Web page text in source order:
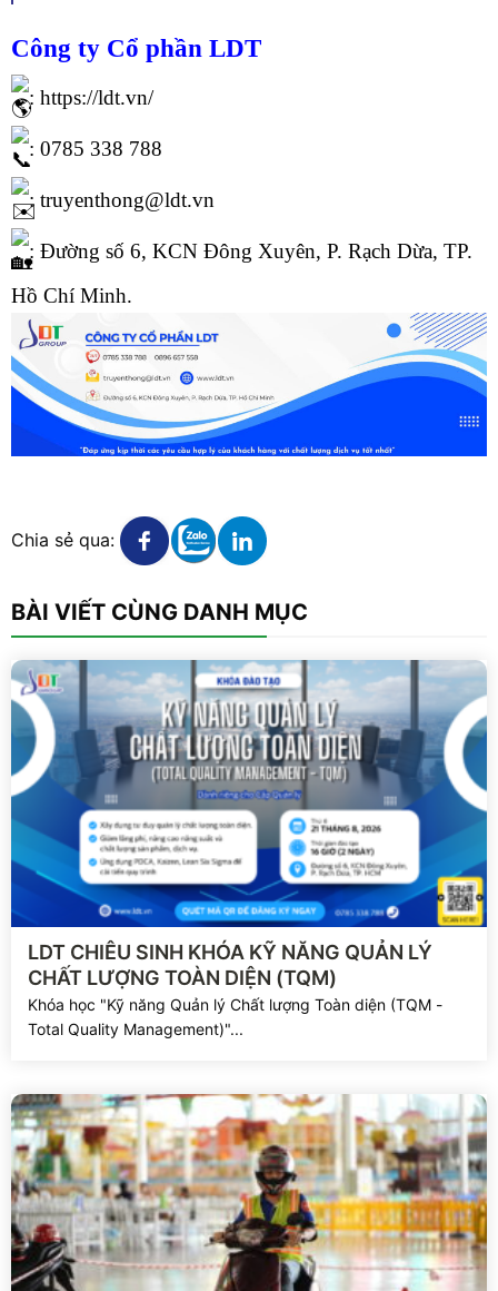
Công ty Cổ phần LDT
: https://ldt.vn/
: 0785 338 788
: truyenthong@ldt.vn
: Đường số 6, KCN Đông Xuyên, P. Rạch Dừa, TP.
Hồ Chí Minh.
Chia sẻ qua: Xem chi tiết
Xem chi tiếtXem chi tiết
BÀI VIẾT CÙNG DANH MỤC
Xem chi tiết
LDT CHIÊU SINH KHÓA KỸ NĂNG QUẢN LÝ
CHẤT LƯỢNG TOÀN DIỆN (TQM)
Khóa học "Kỹ năng Quản lý Chất lượng Toàn diện (TQM -
Total Quality Management)"...